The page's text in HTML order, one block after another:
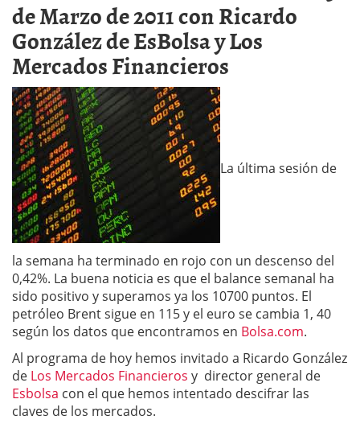
de Marzo de 2011 con Ricardo
González de EsBolsa y Los
Mercados Financieros
La última sesión de
la semana ha terminado en rojo con un descenso del
0,42%. La buena noticia es que el balance semanal ha
sido positivo y superamos ya los 10700 puntos. El
petróleo Brent sigue en 115 y el euro se cambia 1, 40
según los datos que encontramos en Bolsa.com.
Al programa de hoy hemos invitado a Ricardo González
de Los Mercados Financieros y director general de
Esbolsa con el que hemos intentado descifrar las
claves de los mercados.